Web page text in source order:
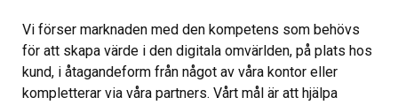
Vi förser marknaden med den kompetens som behövs
för att skapa värde i den digitala omvärlden, på plats hos
kund, i åtagandeform från något av våra kontor eller
kompletterar via våra partners. Vårt mål är att hjälpa